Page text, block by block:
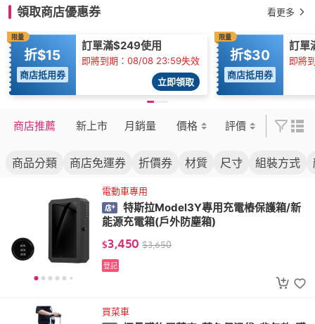
領取商店優惠券 看更多
限量
折$15
商店抵用券
訂單滿$249使用
即將到期：08/08 23:59失效
立即領取
限量
折$30
商店抵用券
訂單
即將
商店推薦 新上市 月銷量 價格 評價
商品分類 商店免運券 折價券 材質 尺寸 組裝方式
電動車專用
特斯拉Model3Y專用充電樁保護箱/新
能源充電箱(戶外防塵箱)
$3,450 $3,650
登記
買菜車